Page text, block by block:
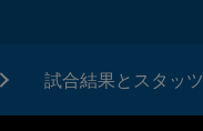
試合結果とスタッツ